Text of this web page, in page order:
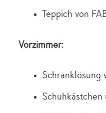
Teppich von
Vorzimmer:
Schranklösung
Schuhkästchen